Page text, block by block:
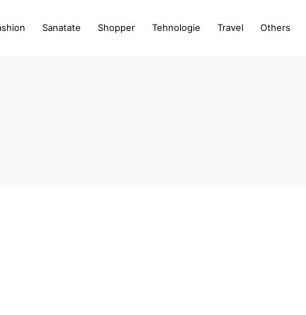
Sanatate Shopper Tehnologie Travel Others